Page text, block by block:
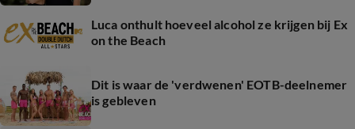
Luca onthult hoeveel alcohol ze krijgen bij Ex
on the Beach
Dit is waar de 'verdwenen' EOTB-deelnemer
is gebleven